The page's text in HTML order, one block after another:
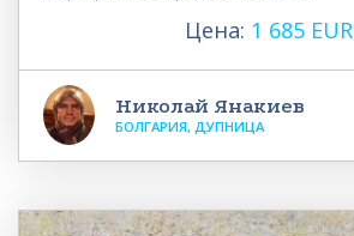
Цена: 1 685 EUR
Николай Янакиев
БОЛГАРИЯ, ДУПНИЦА